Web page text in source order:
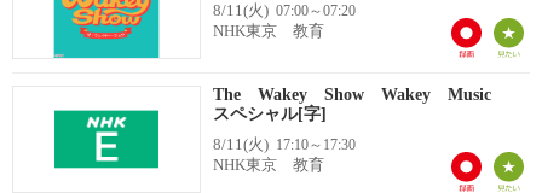
8/11(火) 07:00～07:20
NHK東京 教育
The Wakey Show Wakey Music
スペシャル[字]
8/11(火) 17:10～17:30
NHK東京 教育